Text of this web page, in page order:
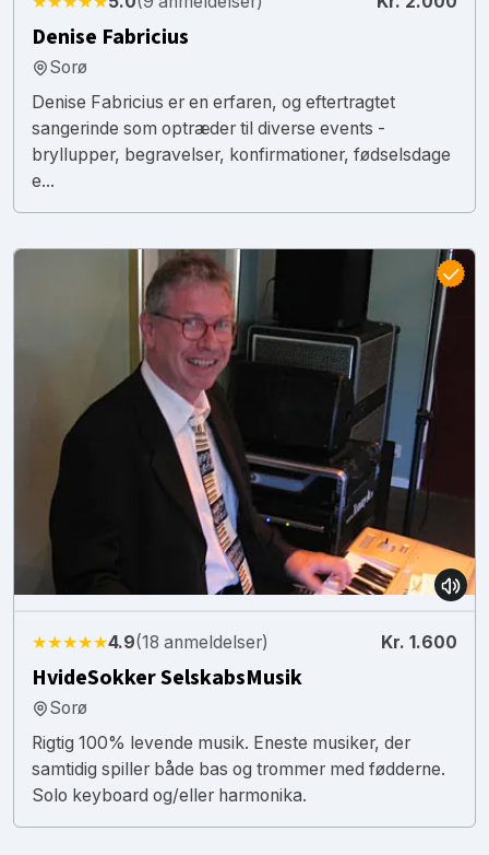
Denise Fabricius
Sorø
Denise Fabricius er en erfaren, og eftertragtet
sangerinde som optræder til diverse events -
bryllupper, begravelser, konfirmationer, fødselsdage
e...
★★★★★4.9(18 anmeldelser) Kr. 1.600
HvideSokker SelskabsMusik
Sorø
Rigtig 100% levende musik. Eneste musiker, der
samtidig spiller både bas og trommer med fødderne.
Solo keyboard og/eller harmonika.